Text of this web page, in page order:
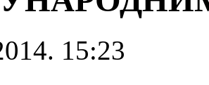
15:23